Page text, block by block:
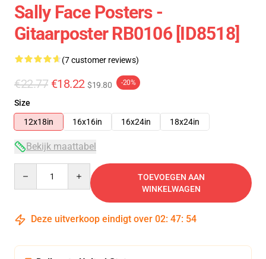
Sally Face Posters -
Gitaarposter RB0106 [ID8518]
(7 customer reviews)
€22.77 €18.22 $19.80 -20%
Size
12x18in
16x16in 16x24in 18x24in
Bekijk maattabel
TOEVOEGEN AAN
WINKELWAGEN
Deze uitverkoop eindigt over 02: 47: 54